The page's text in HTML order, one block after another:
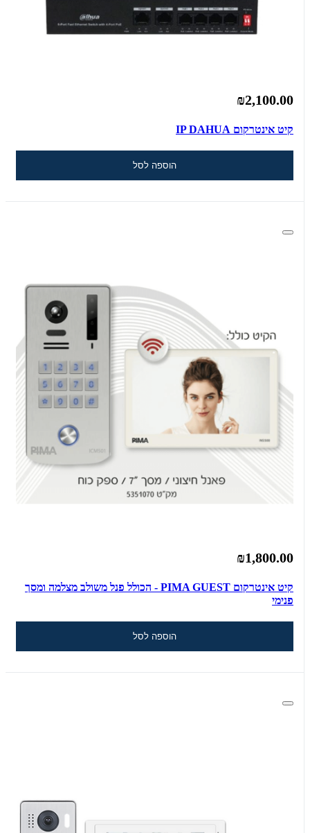
₪2,100.00
קיט אינטרקום IP DAHUA
הוספה לסל
₪1,800.00
קיט אינטרקום PIMA GUEST - הכולל פנל משולב מצלמה ומסך
פנימי
הוספה לסל